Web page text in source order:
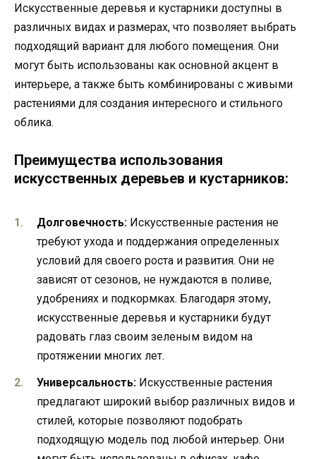
Искусственные деревья и кустарники доступны в
различных видах и размерах, что позволяет выбрать
подходящий вариант для любого помещения. Они
могут быть использованы как основной акцент в
интерьере, а также быть комбинированы с живыми
растениями для создания интересного и стильного
облика.
Преимущества использования
искусственных деревьев и кустарников:
Долговечность: Искусственные растения не
требуют ухода и поддержания определенных
условий для своего роста и развития. Они не
зависят от сезонов, не нуждаются в поливе,
удобрениях и подкормках. Благодаря этому,
искусственные деревья и кустарники будут
радовать глаз своим зеленым видом на
протяжении многих лет.
Универсальность: Искусственные растения
предлагают широкий выбор различных видов и
стилей, которые позволяют подобрать
подходящую модель под любой интерьер. Они